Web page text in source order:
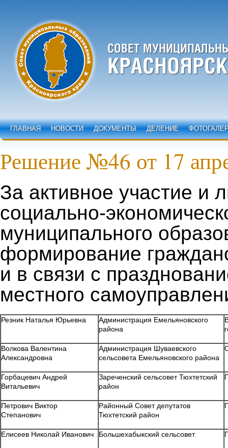
ГЛАВНАЯ НОВОСТИ ДОКУМЕНТЫ ДЕЛЕНИЕ
Решение №46 от 17
За активное участие и
социально-
муниципального
формирование
и в связи с
местного
Резник Наталья Юрьевна
Администрация Емельяновского
района
Волкова Валентина
Александровна
Администрация Шуваевского
сельсовета Емельяновского района
Горбацевич Андрей
Витальевич
Зареченский сельсовет Тюхтетский
район
Петрович Виктор
Степанович
Районный Совет депутатов
Тюхтетский район
Елисеев Николай Иванович Большехабыкский сельсовет